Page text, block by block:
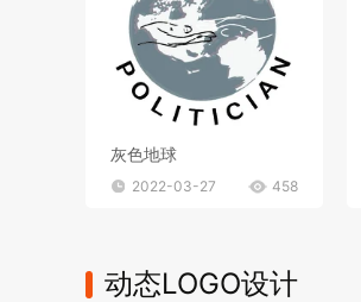
灰色地球
2022-03-27 458
动态LOGO设计